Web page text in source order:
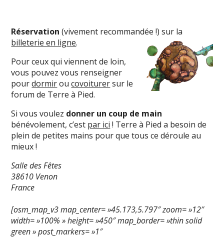
Réservation (vivement recommandée !) sur la
billeterie en ligne.
Pour ceux qui viennent de loin,
vous pouvez vous renseigner
pourdormiroucovoiturersur le
forum de Terre à Pied.
Si vous voulez donner un coup de main
bénévolement, c’est par ici ! Terre à Pied a besoin de
plein de petites mains pour que tous ce déroule au
mieux !
Salle des Fêtes
38610 Venon
France
[osm_map_v3 map_center= »45.173,5.797″ zoom= »12″
width= »100% » height= »450″ map_border= »thin solid
green » post_markers= »1″